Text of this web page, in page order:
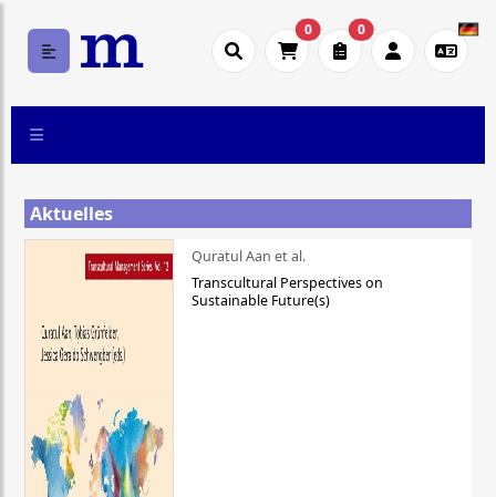
0 0
Aktuelles
Quratul Aan et al.
Transcultural Perspectives on
Sustainable Future(s)